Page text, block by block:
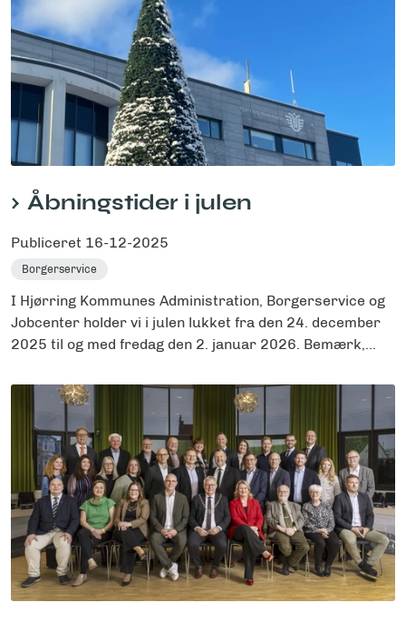
Åbningstider i julen
Publiceret 16-12-2025
Borgerservice
I Hjørring Kommunes Administration, Borgerservice og
Jobcenter holder vi i julen lukket fra den 24. december
2025 til og med fredag den 2. januar 2026. Bemærk,...